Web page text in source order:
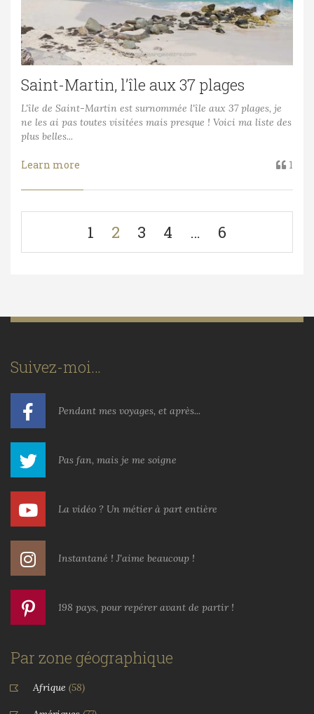
Saint-Martin, l’île aux 37 plages
L'île de Saint-Martin est surnommée l'île aux 37 plages, je
ne les ai pas toutes visitées mais presque ! Voici ma liste des
plus belles...
Learn more 1
1 2 3 4 … 6
Suivez-moi…
Pendant mes voyages, et après...
Pas fan, mais je me soigne
La vidéo ? Un métier à part entière
Instantané ! J'aime beaucoup !
198 pays, pour repérer avant de partir !
Par zone géographique
Afrique (58)